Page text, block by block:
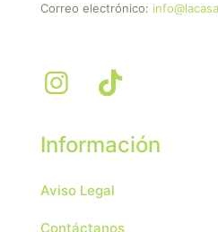
Correo electrónico:
Información
Aviso Legal
Contáctanos